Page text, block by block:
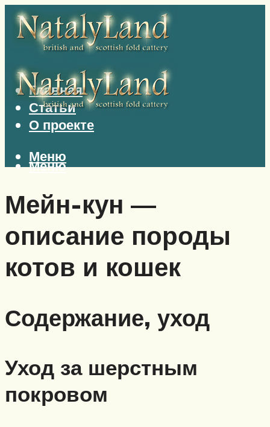
Главная
Статьи
О проекте
Меню
Меню
Мейн-кун —
описание породы
котов и кошек
Содержание, уход
Уход за шерстным
покровом